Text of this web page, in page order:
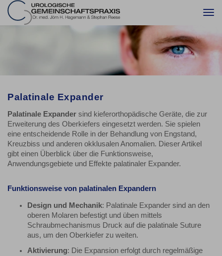
Palatinale Expander
Palatinale Expander sind kieferorthopädische Geräte, die zur
Erweiterung des Oberkiefers eingesetzt werden. Sie spielen
eine entscheidende Rolle in der Behandlung von Engstand,
Kreuzbiss und anderen okklusalen Anomalien. Dieser Artikel
gibt einen Überblick über die Funktionsweise,
Anwendungsgebiete und Effekte palatinaler Expander.
Funktionsweise von palatinalen Expandern
Design und Mechanik: Palatinale Expander sind an den
oberen Molaren befestigt und üben mittels
Schraubmechanismus Druck auf die palatinale Suture
aus, um den Oberkiefer zu weiten.
Aktivierung: Die Expansion erfolgt durch regelmäßige